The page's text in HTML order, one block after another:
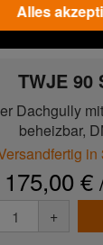
Alles
TWJE 90
Dachgully
beheizbar,
in
175,00 €
+